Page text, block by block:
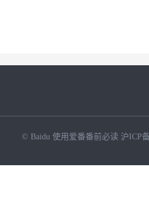
© Baidu 使用爱番番前必读 沪ICP